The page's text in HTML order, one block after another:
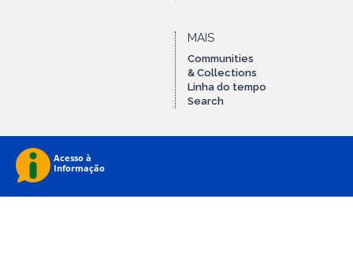
MAIS
Communities
& Collections
Linha do tempo
Search